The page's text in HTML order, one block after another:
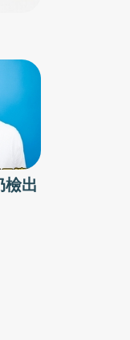
合之
部位
頭的
或舌
骨局
膜之
，開
的腫
出